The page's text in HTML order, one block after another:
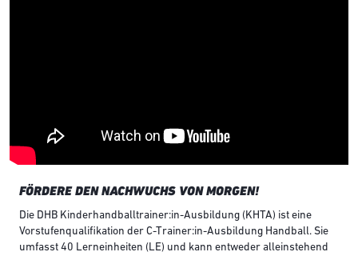
FÖRDERE DEN NACHWUCHS VON MORGEN!
Die DHB Kinderhandballtrainer:in-Ausbildung (KHTA) ist eine
Vorstufenqualifikation der C-Trainer:in-Ausbildung Handball. Sie
umfasst 40 Lerneinheiten (LE) und kann entweder alleinstehend